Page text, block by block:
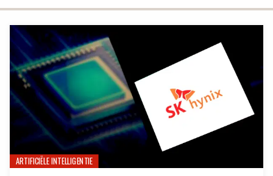
ARTIFICIËLE INTELLIGENTIE